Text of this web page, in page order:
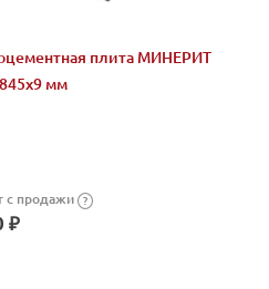
плита МИНЕРИТ
мм
с продажи ?
₽